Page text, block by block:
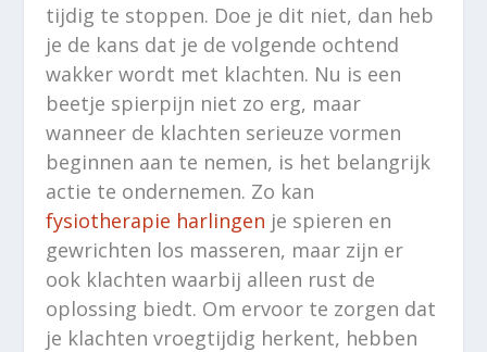
tijdig te stoppen. Doe je dit niet, dan heb
je de kans dat je de volgende ochtend
wakker wordt met klachten. Nu is een
beetje spierpijn niet zo erg, maar
wanneer de klachten serieuze vormen
beginnen aan te nemen, is het belangrijk
actie te ondernemen. Zo kan
fysiotherapie harlingen je spieren en
gewrichten los masseren, maar zijn er
ook klachten waarbij alleen rust de
oplossing biedt. Om ervoor te zorgen dat
je klachten vroegtijdig herkent, hebben